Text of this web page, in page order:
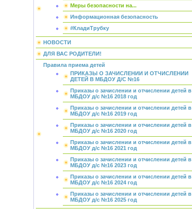
Меры безопасности на...
Информационная безопасность
#КладиТрубку
НОВОСТИ
ДЛЯ ВАС РОДИТЕЛИ!
Правила приема детей
ПРИКАЗЫ О ЗАЧИСЛЕНИИ И ОТЧИСЛЕНИИ
ДЕТЕЙ В МБДОУ Д/С №16
Приказы о зачислении и отчислении детей в
МБДОУ д/с №16 2018 год
Приказы о зачислении и отчислении детей в
МБДОУ д/с №16 2019 год
Приказы о зачислении и отчислении детей в
МБДОУ д/с №16 2020 год
Приказы о зачислении и отчислении детей в
МБДОУ д/с №16 2021 год
Приказы о зачислении и отчислении детей в
МБДОУ д/с №16 2023 год
Приказы о зачислении и отчислении детей в
МБДОУ д/с №16 2024 год
Приказы о зачислении и отчислении детей в
МБДОУ д/с №16 2025 год